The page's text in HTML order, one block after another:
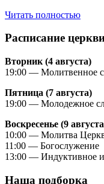
Читать полностью
Расписание
Вторник (4 августа)
19:00 — Молитвенное
Пятница (7 августа)
19:00 — Молодежное
Воскресенье (9
10:00 — Молитва
11:00 — Богослужение
13:00 — Индуктивное
Наша подборка